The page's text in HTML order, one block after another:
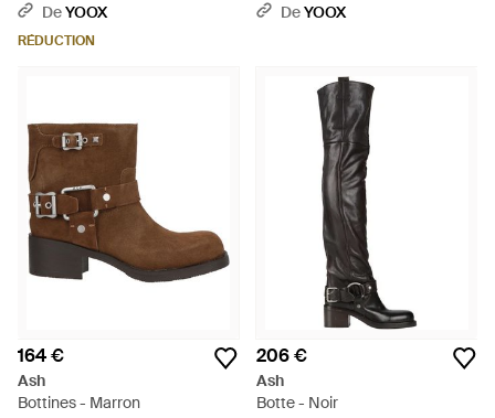
DeYOOX
RÉDUCTION
DeYOOX
164 €
Ash
Bottines - Marron
206 €
Ash
Botte - Noir